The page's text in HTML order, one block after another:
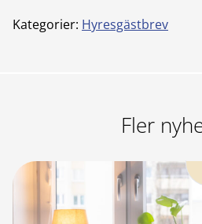
Kategorier: Hyresgästbrev
Fler